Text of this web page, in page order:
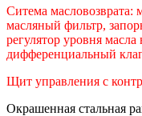
Ситема масловозврата:
масляный фильтр,
регулятор уровня
дифференциальный
Щит управления с
Окрашенная стальная